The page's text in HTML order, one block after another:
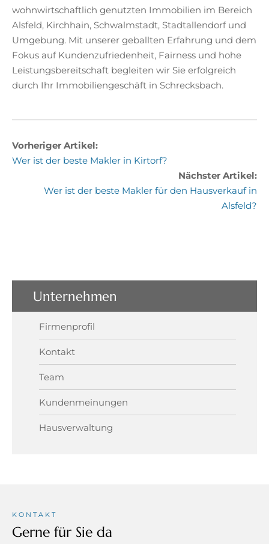
wohnwirtschaftlich genutzten Immobilien im Bereich
Alsfeld, Kirchhain, Schwalmstadt, Stadtallendorf und
Umgebung. Mit unserer geballten Erfahrung und dem
Fokus auf Kundenzufriedenheit, Fairness und hohe
Leistungsbereitschaft begleiten wir Sie erfolgreich
durch Ihr Immobiliengeschäft in Schrecksbach.
Vorheriger Artikel:
Wer ist der beste Makler in Kirtorf?
Nächster Artikel:
Wer ist der beste Makler für den Hausverkauf in
Alsfeld?
Unternehmen
Firmenprofil
Kontakt
Team
Kundenmeinungen
Hausverwaltung
KONTAKT
Gerne für Sie da